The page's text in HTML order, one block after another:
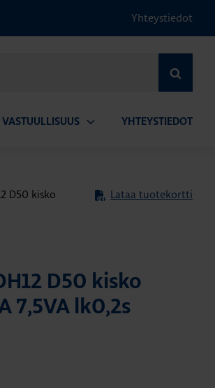
Yhteystiedot
VASTUULLISUUS YHTEYSTIEDOT
D50 kisko
Lataa tuotekortti
D50 kisko
7,5VA lk0,2s